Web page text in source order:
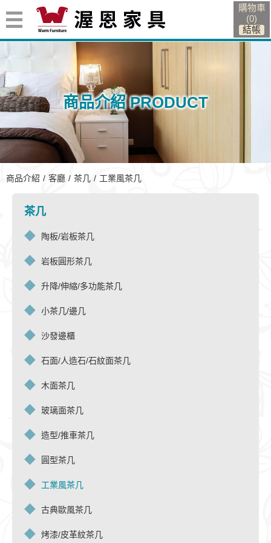
購物車
(0)
工業風茶几
商品介紹 PRODUCT
商品介紹 客廳 茶几 工業風茶几
茶几
陶板/岩板茶几
岩板圓形茶几
升降/伸縮/多功能茶几
小茶几/邊几
沙發邊櫃
石面/人造石/石紋面茶几
木面茶几
玻璃面茶几
造型/推車茶几
圓型茶几
工業風茶几
古典歐風茶几
烤漆/皮革紋茶几